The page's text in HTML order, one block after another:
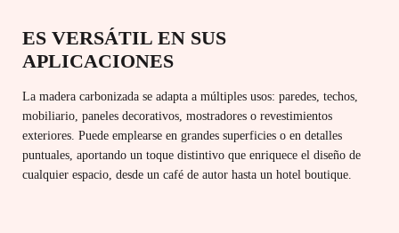
ES VERSÁTIL EN SUS
APLICACIONES
La madera carbonizada se adapta a múltiples usos: paredes, techos,
mobiliario, paneles decorativos, mostradores o revestimientos
exteriores. Puede emplearse en grandes superficies o en detalles
puntuales, aportando un toque distintivo que enriquece el diseño de
cualquier espacio, desde un café de autor hasta un hotel boutique.